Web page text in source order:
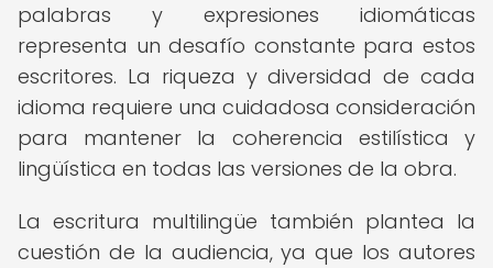
palabras y expresiones idiomáticas
representa un desafío constante para estos
escritores. La riqueza y diversidad de cada
idioma requiere una cuidadosa consideración
para mantener la coherencia estilística y
lingüística en todas las versiones de la obra.
La escritura multilingüe también plantea la
cuestión de la audiencia, ya que los autores